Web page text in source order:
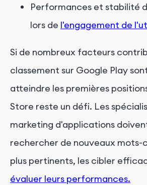
Performances et stabilité
lors de l'engagement de
Si de nombreux facteurs
classement sur Google Play
atteindre les premières
Store reste un défi. Les
marketing d'applications
rechercher de nouveaux mots-
plus pertinents, les cibler
évaluer leurs performances.